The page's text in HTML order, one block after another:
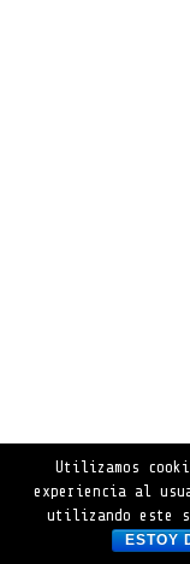
Utilizamos
experiencia al
utilizando este
ESTOY